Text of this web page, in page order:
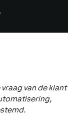
van de klant